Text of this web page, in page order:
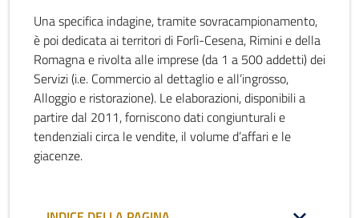
Una specifica indagine, tramite sovracampionamento,
è poi dedicata ai territori di Forlì-Cesena, Rimini e della
Romagna e rivolta alle imprese (da 1 a 500 addetti) dei
Servizi (i.e. Commercio al dettaglio e all’ingrosso,
Alloggio e ristorazione). Le elaborazioni, disponibili a
partire dal 2011, forniscono dati congiunturali e
tendenziali circa le vendite, il volume d’affari e le
giacenze.